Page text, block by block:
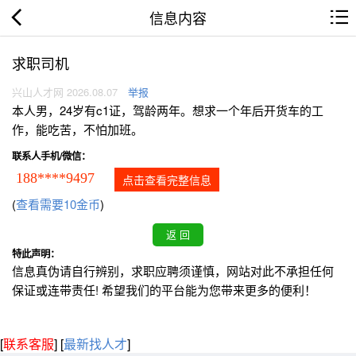
信息内容
求职司机
兴山人才网 2026.08.07 举报
本人男，24岁有c1证，驾龄两年。想求一个年后开货车的工
作，能吃苦，不怕加班。
联系人手机/微信：
188****9497 点击查看完整信息
(查看需要10金币)
特此声明：
信息真伪请自行辨别，求职应聘须谨慎，网站对此不承担任何
保证或连带责任! 希望我们的平台能为您带来更多的便利！
[联系客服] [最新找人才]